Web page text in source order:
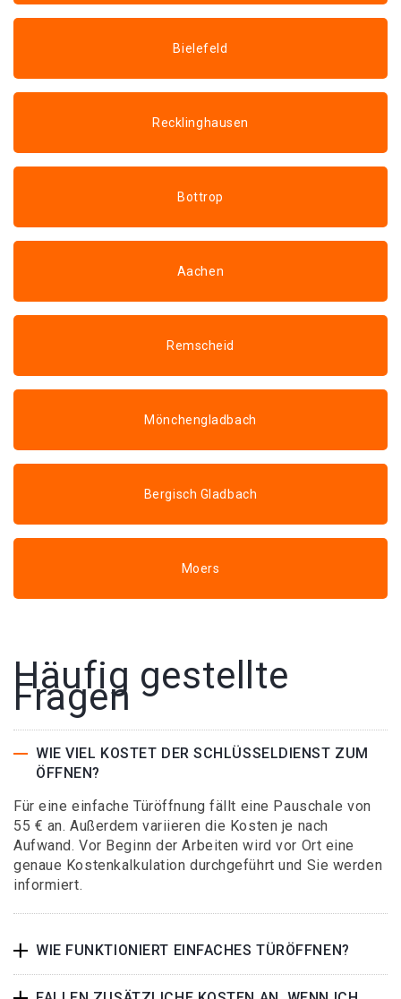
Bielefeld
Recklinghausen
Bottrop
Aachen
Remscheid
Mönchengladbach
Bergisch Gladbach
Moers
Häufig gestellte
Fragen
WIE VIEL KOSTET DER SCHLÜSSELDIENST ZUM
ÖFFNEN?
Für eine einfache Türöffnung fällt eine Pauschale von
55 € an. Außerdem variieren die Kosten je nach
Aufwand. Vor Beginn der Arbeiten wird vor Ort eine
genaue Kostenkalkulation durchgeführt und Sie werden
informiert.
WIE FUNKTIONIERT EINFACHES TÜRÖFFNEN?